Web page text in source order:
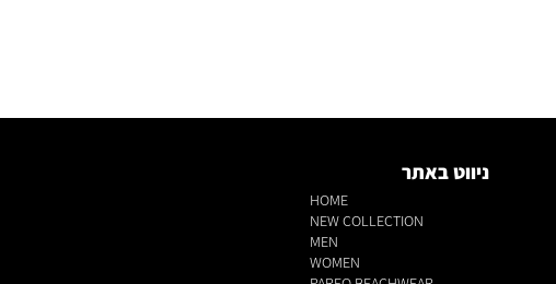
ניווט באתר
HOME
NEW COLLECTION
MEN
WOMEN